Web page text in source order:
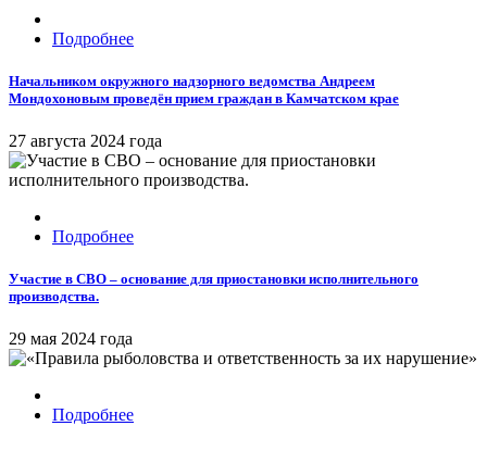
Подробнее
Начальником окружного надзорного ведомства Андреем
Мондохоновым проведён прием граждан в Камчатском крае
27 августа 2024 года
Подробнее
Участие в СВО – основание для приостановки исполнительного
производства.
29 мая 2024 года
Подробнее